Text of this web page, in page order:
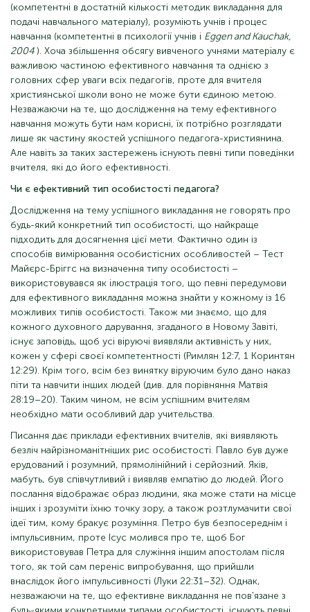
(компетентні в достатній кількості методик викладання для
подачі навчального матеріалу), розуміють учнів і процес
навчання (компетентні в психології учнів і Eggen and Kauchak,
2004). Хоча збільшення обсягу вивченого учнями матеріалу є
важливою частиною ефективного навчання та однією з
головних сфер уваги всіх педагогів, проте для вчителя
християнської школи воно не може бути єдиною метою.
Незважаючи на те, що дослідження на тему ефективного
навчання можуть бути нам корисні, їх потрібно розглядати
лише як частину якостей успішного педагога-християнина.
Але навіть за таких застережень існують певні типи поведінки
вчителя, які до його ефективності.
Чи є ефективний тип особистості педагога?
Дослідження на тему успішного викладання не говорять про
будь-який конкретний тип особистості, що найкраще
підходить для досягнення цієї мети. Фактично один із
способів вимірювання особистісних особливостей – Тест
Майєрс-Бріггс на визначення типу особистості –
використовувався як ілюстрація того, що певні передумови
для ефективного викладання можна знайти у кожному із 16
можливих типів особистості. Також ми знаємо, що для
кожного духовного дарування, згаданого в Новому Завіті,
існує заповідь, щоб усі віруючі виявляли активність у них,
кожен у сфері своєї компетентності (Римлян 12:7, 1 Коринтян
12:29). Крім того, всім без винятку віруючим було дано наказ
піти та навчити інших людей (див. для порівняння Матвія
28:19–20). Таким чином, не всім успішним вчителям
необхідно мати особливий дар учительства.
Писання дає приклади ефективних вчителів, які виявляють
безліч найрізноманітніших рис особистості. Павло був дуже
ерудований і розумний, прямолінійний і серйозний. Яків,
мабуть, був співчутливий і виявляв емпатію до людей. Його
послання відображає образ людини, яка може стати на місце
інших і зрозуміти їхню точку зору, а також розтлумачити свої
ідеї тим, кому бракує розуміння. Петро був безпосереднім і
імпульсивним, проте Ісус молився про те, щоб Бог
використовував Петра для служіння іншим апостолам після
того, як той сам переніс випробування, що прийшли
внаслідок його імпульсивності (Луки 22:31–32). Однак,
незважаючи на те, що ефективне викладання не пов'язане з